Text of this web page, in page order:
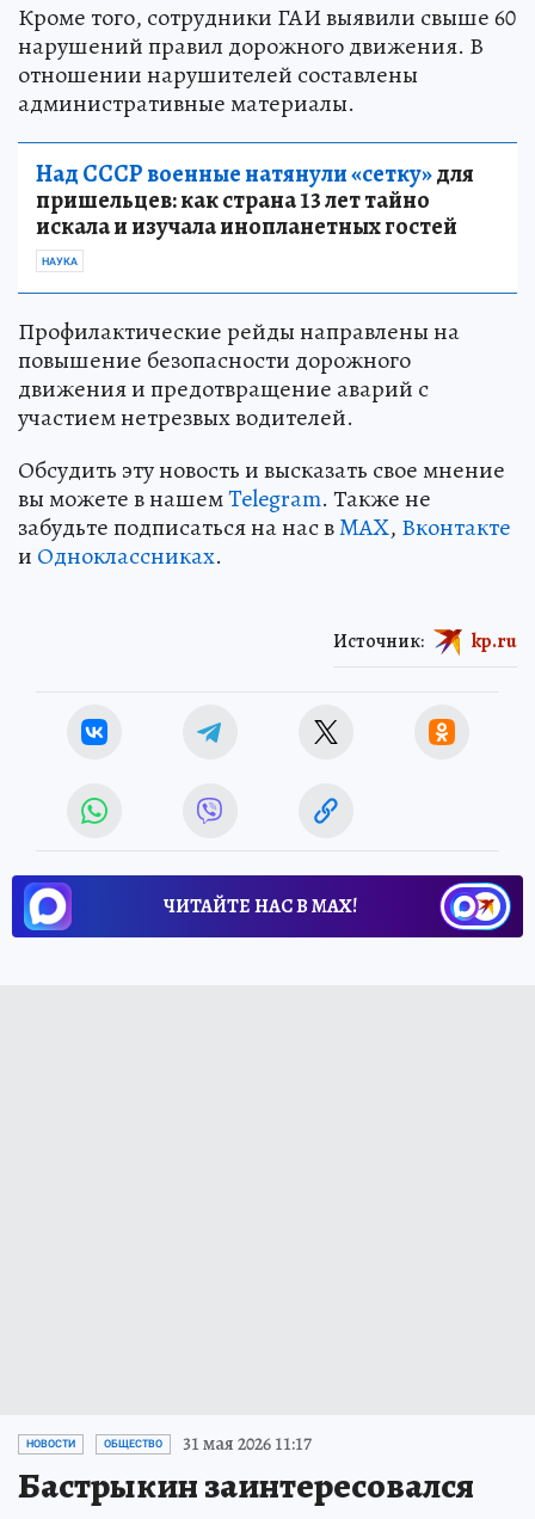
Кроме того, сотрудники ГАИ выявили свыше 60
нарушений правил дорожного движения. В
отношении нарушителей составлены
административные материалы.
Над СССР военные натянули «сетку»для
пришельцев: как страна 13 лет тайно
искала и изучала инопланетных гостей
НАУКА
Профилактические рейды направлены на
повышение безопасности дорожного
движения и предотвращение аварий с
участием нетрезвых водителей.
Обсудить эту новость и высказать свое мнение
вы можете в нашемTelegram. Также не
забудьте подписаться на нас вMAX, Вконтакте
и Одноклассниках.
Источник: kp.ru
ЧИТАЙТЕ НАС В МАХ!
НОВОСТИ ОБЩЕСТВО 31 мая 2026 11:17
Бастрыкин заинтересовался